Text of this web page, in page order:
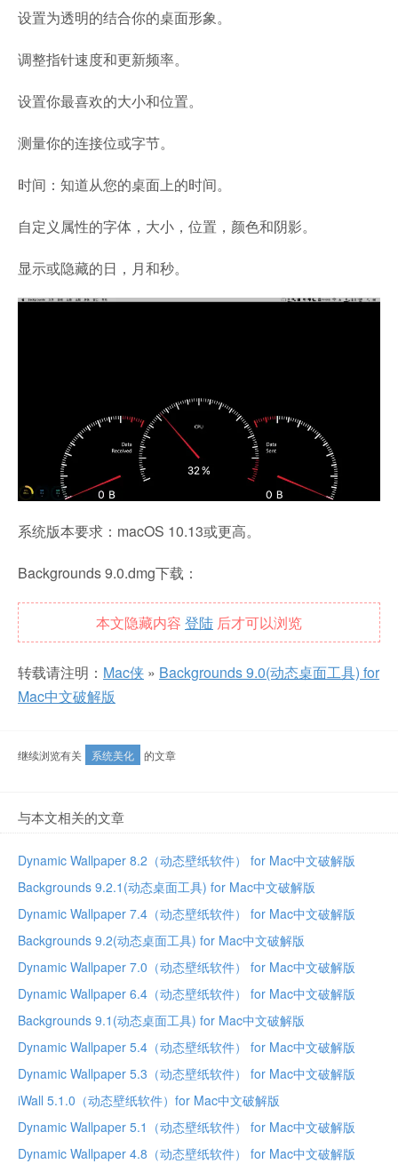
设置为透明的结合你的桌面形象。
调整指针速度和更新频率。
设置你最喜欢的大小和位置。
测量你的连接位或字节。
时间：知道从您的桌面上的时间。
自定义属性的字体，大小，位置，颜色和阴影。
显示或隐藏的日，月和秒。
系统版本要求：macOS 10.13或更高。
Backgrounds 9.0.dmg下载：
本文隐藏内容 登陆 后才可以浏览
转载请注明： Mac侠 » Backgrounds 9.0(动态桌面工具) for
Mac中文破解版
继续浏览有关 系统美化 的文章
与本文相关的文章
Dynamic Wallpaper 8.2（动态壁纸软件） for Mac中文破解版
Backgrounds 9.2.1(动态桌面工具) for Mac中文破解版
Dynamic Wallpaper 7.4（动态壁纸软件） for Mac中文破解版
Backgrounds 9.2(动态桌面工具) for Mac中文破解版
Dynamic Wallpaper 7.0（动态壁纸软件） for Mac中文破解版
Dynamic Wallpaper 6.4（动态壁纸软件） for Mac中文破解版
Backgrounds 9.1(动态桌面工具) for Mac中文破解版
Dynamic Wallpaper 5.4（动态壁纸软件） for Mac中文破解版
Dynamic Wallpaper 5.3（动态壁纸软件） for Mac中文破解版
iWall 5.1.0（动态壁纸软件）for Mac中文破解版
Dynamic Wallpaper 5.1（动态壁纸软件） for Mac中文破解版
Dynamic Wallpaper 4.8（动态壁纸软件） for Mac中文破解版